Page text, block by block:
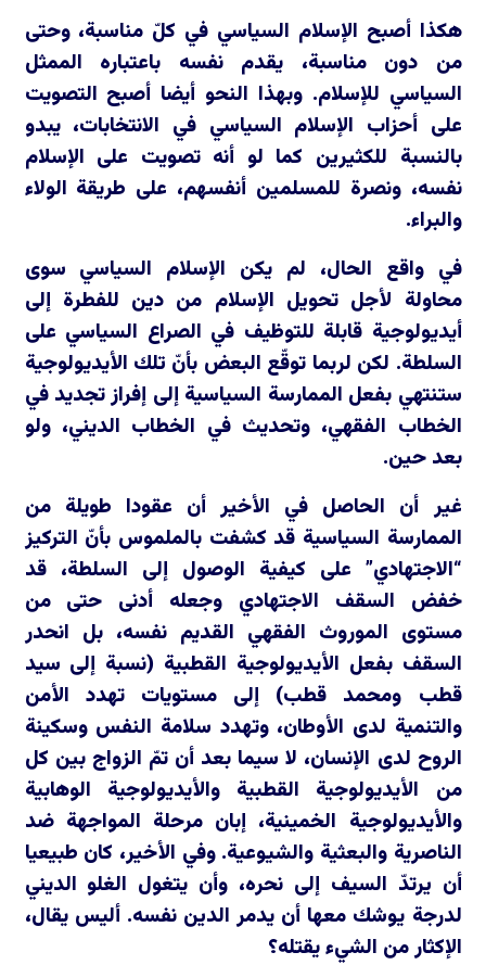
هكذا أصبح الإسلام السياسي في كلّ مناسبة، وحتى
من دون مناسبة، يقدم نفسه باعتباره الممثل
السياسي للإسلام. وبهذا النحو أيضا أصبح التصويت
على أحزاب الإسلام السياسي في الانتخابات، يبدو
بالنسبة للكثيرين كما لو أنه تصويت على الإسلام
نفسه، ونصرة للمسلمين أنفسهم، على طريقة الولاء
والبراء.
في واقع الحال، لم يكن الإسلام السياسي سوى
محاولة لأجل تحويل الإسلام من دين للفطرة إلى
أيديولوجية قابلة للتوظيف في الصراع السياسي على
السلطة. لكن لربما توقّع البعض بأنّ تلك الأيديولوجية
ستنتهي بفعل الممارسة السياسية إلى إفراز تجديد في
الخطاب الفقهي، وتحديث في الخطاب الديني، ولو
بعد حين.
غير أن الحاصل في الأخير أن عقودا طويلة من
الممارسة السياسية قد كشفت بالملموس بأنّ التركيز
“الاجتهادي” على كيفية الوصول إلى السلطة، قد
خفض السقف الاجتهادي وجعله أدنى حتى من
مستوى الموروث الفقهي القديم نفسه، بل انحدر
السقف بفعل الأيديولوجية القطبية (نسبة إلى سيد
قطب ومحمد قطب) إلى مستويات تهدد الأمن
والتنمية لدى الأوطان، وتهدد سلامة النفس وسكينة
الروح لدى الإنسان، لا سيما بعد أن تمّ الزواج بين كل
من الأيديولوجية القطبية والأيديولوجية الوهابية
والأيديولوجية الخمينية، إبان مرحلة المواجهة ضد
الناصرية والبعثية والشيوعية. وفي الأخير، كان طبيعيا
أن يرتدّ السيف إلى نحره، وأن يتغول الغلو الديني
لدرجة يوشك معها أن يدمر الدين نفسه. أليس يقال،
الإكثار من الشيء يقتله؟